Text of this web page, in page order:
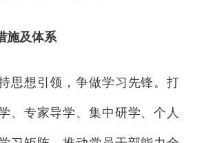
及体系
想引领，争做学习先锋。打
、专家导学、集中研学、个人